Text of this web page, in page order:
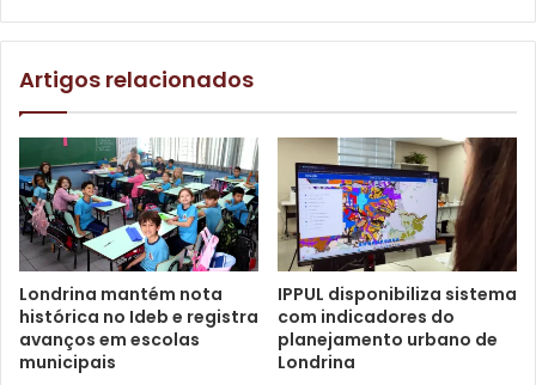
Orçamento e Tecnologia, Marcelo Canhada, que conheceu
seu trabalho através das redes sociais. “O Paulo segue
meus perfis e sempre elogia o modo que a cidade tem
obras muito interessantes, percebi que ele tem um talento
enorme. Precisamos valorizar os artistas de Londrina;
temos vários representantes maravilhosos em diferentes
áreas da cultura. O Paulo Serghio é um deles e merece o
nosso aplauso”, afirmou Canhada.
Artigos relacionados
Londrina mantém nota
histórica no Ideb e registra
avanços em escolas
municipais
IPPUL disponibiliza sistema
com indicadores do
planejamento urbano de
Londrina